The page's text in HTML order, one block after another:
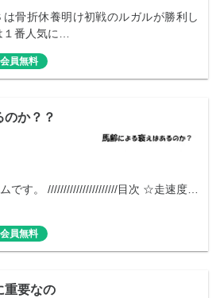
骨折休養明け初戦のルガルが勝利し
番人気に…
員無料
か？？
です。 //////////////////////目次 ☆走速度…
員無料
重要なの